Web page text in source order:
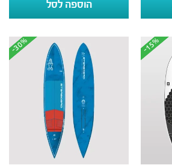
הוספה לסל
-15%
-15%
-30%
-30%